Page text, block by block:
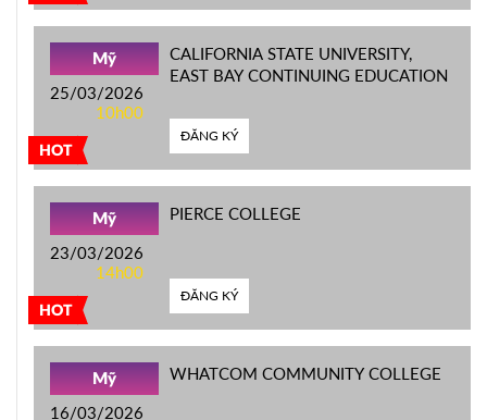
HOT
Mỹ
25/03/2026
10h00
CALIFORNIA STATE UNIVERSITY,
EAST BAY CONTINUING EDUCATION
ĐĂNG KÝ
HOT
Mỹ
23/03/2026
14h00
PIERCE COLLEGE
ĐĂNG KÝ
Mỹ
16/03/2026
WHATCOM COMMUNITY COLLEGE